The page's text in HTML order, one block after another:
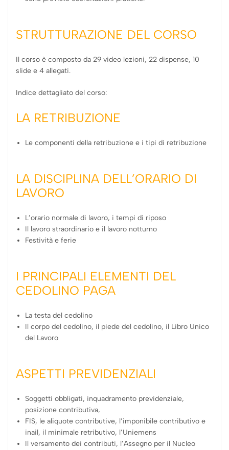
STRUTTURAZIONE DEL CORSO
Il corso è composto da 29 video lezioni, 22 dispense, 10
slide e 4 allegati.
Indice dettagliato del corso:
LA RETRIBUZIONE
Le componenti della retribuzione e i tipi di retribuzione
LA DISCIPLINA DELL’ORARIO DI
LAVORO
L’orario normale di lavoro, i tempi di riposo
Il lavoro straordinario e il lavoro notturno
Festività e ferie
I PRINCIPALI ELEMENTI DEL
CEDOLINO PAGA
La testa del cedolino
Il corpo del cedolino, il piede del cedolino, il Libro Unico
del Lavoro
ASPETTI PREVIDENZIALI
Soggetti obbligati, inquadramento previdenziale,
posizione contributiva,
FIS, le aliquote contributive, l’imponibile contributivo e
inail, il minimale retributivo, l’Uniemens
Il versamento dei contributi, l’Assegno per il Nucleo